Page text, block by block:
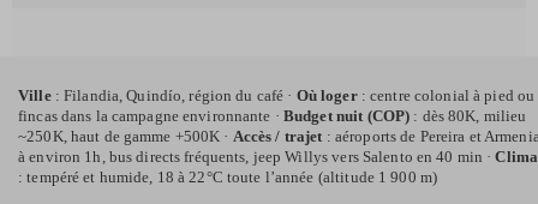
Ville: Filandia, Quindío, région du café · Où loger: centre colonial à pied ou
fincas dans la campagne environnante · Budget nuit (COP) : dès 80K, milieu
~250K, haut de gamme +500K · Accès / trajet : aéroports de Pereira et
à environ 1h, bus directs fréquents, jeep Willys vers Salento en 40 min ·
: tempéré et humide, 18 à 22°C toute l’année (altitude 1 900 m)